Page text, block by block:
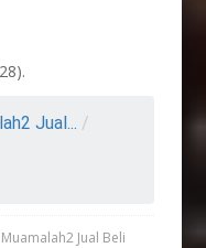
Jual... /
Jual Beli